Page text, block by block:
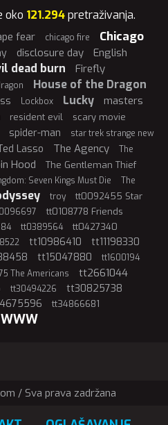
oko 121.294pretraživanja.
fear chicago fire
Chicago
disclosure day
English
dead burn Firefly
House of the Dragon
Lockbox Lucky
masters
resident evil scary movie
spider-man
star trek strange new
Lasso The Agency
The
Hood The Gentleman Thief
Seven Kings Must Die
The
troy
tt0092455 Star
tt0108778 Friends
tt0389564 tt0427340
tt10986410 tt11198330
tt15047880 tt1600194
The Americans tt2661044
tt30494226 tt30825738
tt34866681
WWW
/ Sva prava zadržana